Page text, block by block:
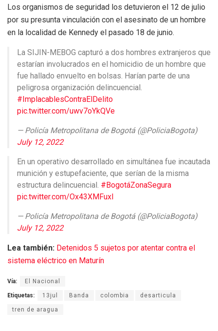
Los organismos de seguridad los detuvieron el 12 de julio
por su presunta vinculación con el asesinato de un hombre
en la localidad de Kennedy el pasado 18 de junio.
La SIJIN-MEBOG capturó a dos hombres extranjeros que
estarían involucrados en el homicidio de un hombre que
fue hallado envuelto en bolsas. Harían parte de una
peligrosa organización delincuencial.
#ImplacablesContraElDelito
pic.twitter.com/uwv7oYkQVe
— Policía Metropolitana de Bogotá (@PoliciaBogota)
July 12, 2022
En un operativo desarrollado en simultánea fue incautada
munición y estupefaciente, que serían de la misma
estructura delincuencial. #BogotáZonaSegura
pic.twitter.com/Ox43XMFuxI
— Policía Metropolitana de Bogotá (@PoliciaBogota)
July 12, 2022
Lea también: Detenidos 5 sujetos por atentar contra el
sistema eléctrico en Maturín
Vía: El Nacional
Etiquetas: 13jul Banda colombia desarticula
tren de aragua